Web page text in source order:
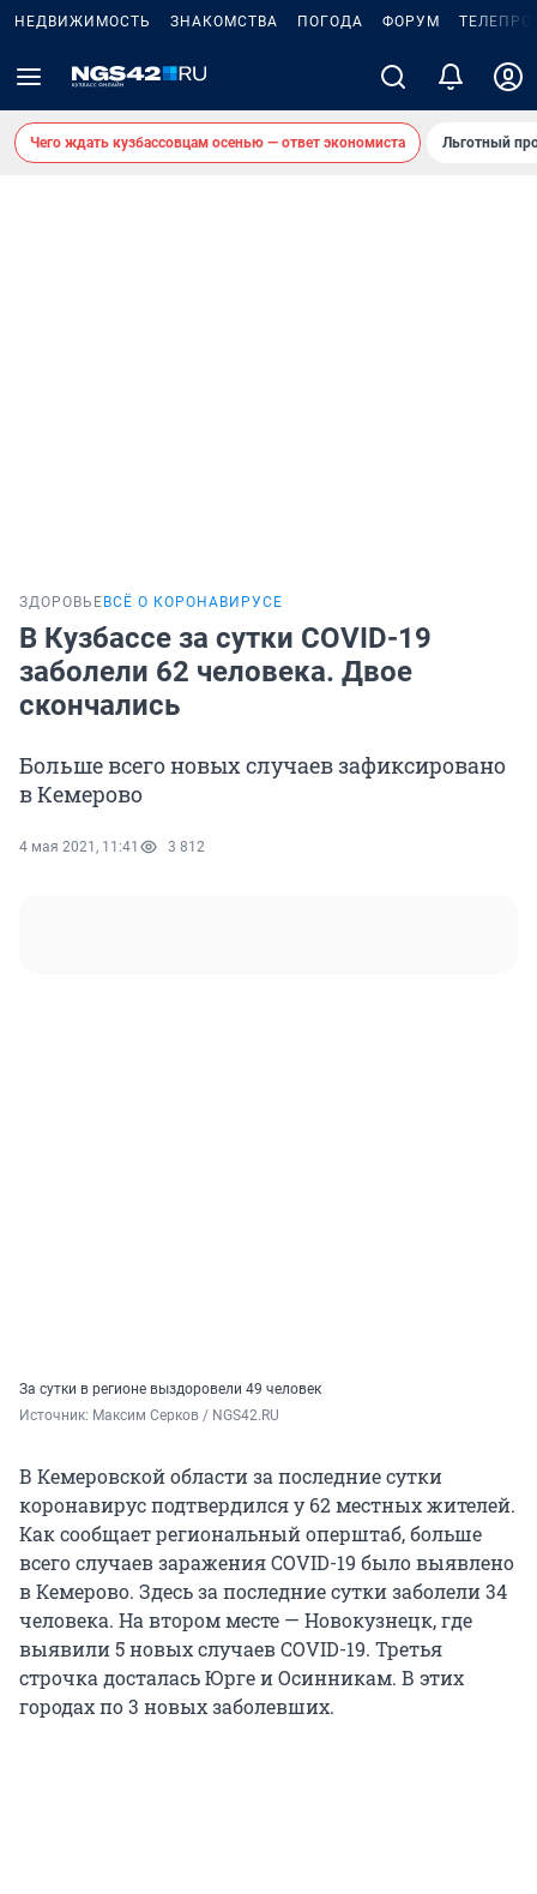
НЕДВИЖИМОСТЬ ЗНАКОМСТВА ПОГОДА ФОРУМ
Чего ждать кузбассовцам осенью — ответ экономиста Льготный
ЗДОРОВЬЕ ВСЁ О КОРОНАВИРУСЕ
В Кузбассе за сутки COVID-19
заболели 62 человека. Двое
скончались
Больше всего новых случаев зафиксировано
в Кемерово
4 мая 2021, 11:41 3 812
За сутки в регионе выздоровели 49 человек
Источник: Максим Серков / NGS42.RU
В Кемеровской области за последние сутки
коронавирус подтвердился у 62 местных жителей.
Как сообщает региональный оперштаб, больше
всего случаев заражения COVID-19 было выявлено
в Кемерово. Здесь за последние сутки заболели 34
человека. На втором месте — Новокузнецк, где
выявили 5 новых случаев COVID-19. Третья
строчка досталась Юрге и Осинникам. В этих
городах по 3 новых заболевших.